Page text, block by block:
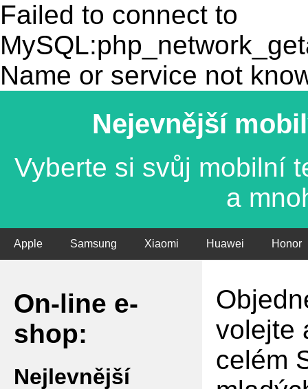
Failed to connect to
Name or service not
Nejevnější
Vyberte si svůj mobilní
a
Apple Samsung Xiaomi Huawei Honor
On-line e-
shop:
Nejlevnější
volejte
celém